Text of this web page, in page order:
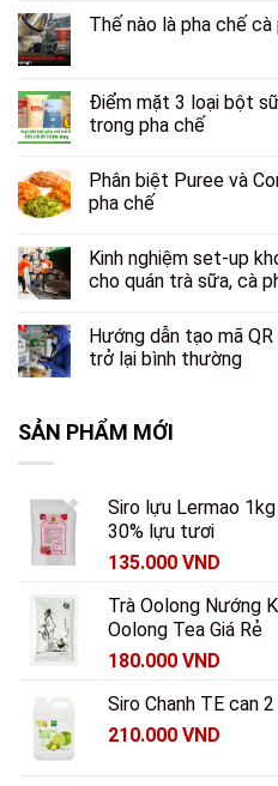
Thế nào là pha chế
Điểm mặt 3 loại bột
trong pha chế
Phân biệt Puree và
pha chế
Kinh nghiệm set-up
cho quán trà sữa, cà
Hướng dẫn tạo mã
trở lại bình thường
SẢN PHẨM MỚI
Siro lựu Lermao
30% lựu tươi
135.000 VND
Trà Oolong Nướng
Oolong Tea Giá Rẻ
180.000 VND
Siro Chanh TE can
210.000 VND